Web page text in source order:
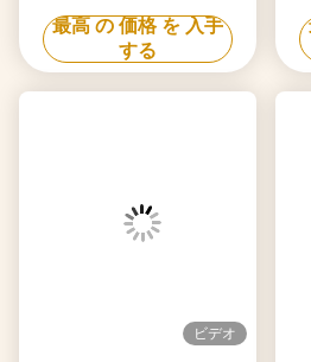
ヒバチグリルテーブル
最高 の 価格 を 入手
する
ビデオ